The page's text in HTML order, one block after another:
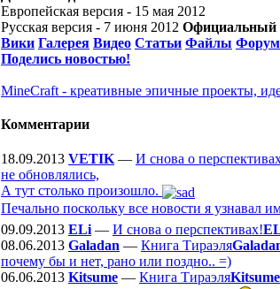
Европейская версия - 15 мая 2012
Русская версия - 7 июня 2012 Официальный
Вики Галерея Видео Статьи Файлы Форум
Поделись новостью!
MineCraft - креативные эпичные проекты,
Комментарии
18.09.2013 VETIK — И снова о
не обновлялись,
А тут столько произошло.
Печально поскольку все новости я узнавал
09.09.2013 ELi — И снова о перспективах!
08.06.2013 Galadan — Книга Тираэля
почему бы и нет, рано или поздно.. =)
06.06.2013 Kitsume — Книга Тираэля